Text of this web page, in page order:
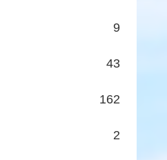
9
43
162
2